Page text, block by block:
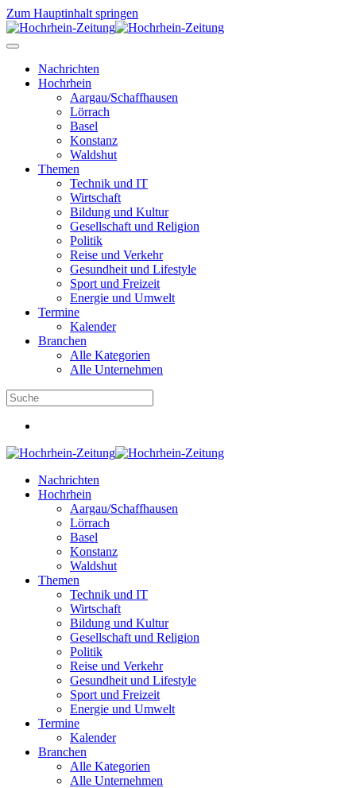
Zum Hauptinhalt springen
Nachrichten
Hochrhein
Aargau/Schaffhausen
Lörrach
Basel
Konstanz
Waldshut
Themen
Technik und IT
Wirtschaft
Bildung und Kultur
Gesellschaft und Religion
Politik
Reise und Verkehr
Gesundheit und Lifestyle
Sport und Freizeit
Energie und Umwelt
Termine
Kalender
Branchen
Alle Kategorien
Alle Unternehmen
Nachrichten
Hochrhein
Aargau/Schaffhausen
Lörrach
Basel
Konstanz
Waldshut
Themen
Technik und IT
Wirtschaft
Bildung und Kultur
Gesellschaft und Religion
Politik
Reise und Verkehr
Gesundheit und Lifestyle
Sport und Freizeit
Energie und Umwelt
Termine
Kalender
Branchen
Alle Kategorien
Alle Unternehmen